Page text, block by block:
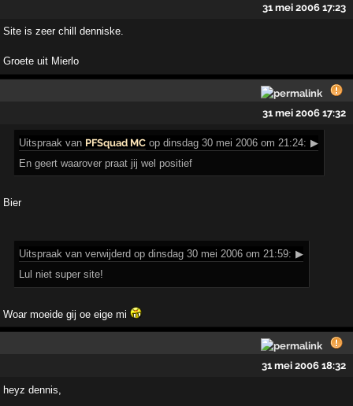
31 mei 2006 17:23
Site is zeer chill denniske.
Groete uit Mierlo
31 mei 2006 17:32
Uitspraak van PFSquad MC op dinsdag 30 mei 2006 om 21:24: ▶
En geert waarover praat jij wel positief
Bier
Uitspraak van verwijderd op dinsdag 30 mei 2006 om 21:59: ▶
Lul niet super site!
Woar moeide gij oe eige mi
31 mei 2006 18:32
heyz dennis,